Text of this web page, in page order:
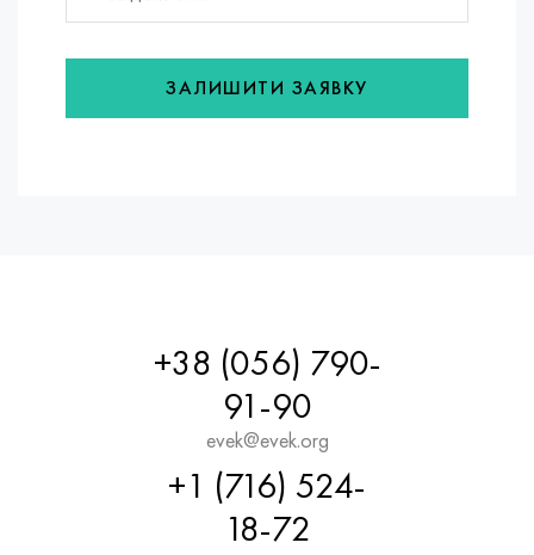
ЗАЛИШИТИ ЗАЯВКУ
+38 (056) 790-
91-90
evek@evek.org
+1 (716) 524-
18-72